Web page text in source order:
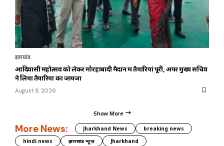
झारखंड
आदिवासी महोत्सव को लेकर मोरहाबादी मैदान में तैयारियां पूरी, अपर मुख्य सचिव
ने लिया तैयारियों का जायजा
August 8, 2026
Show More
More News: Jharkhand News
breaking news
hindi news
झारखंड न्यूज़
Jharkhand